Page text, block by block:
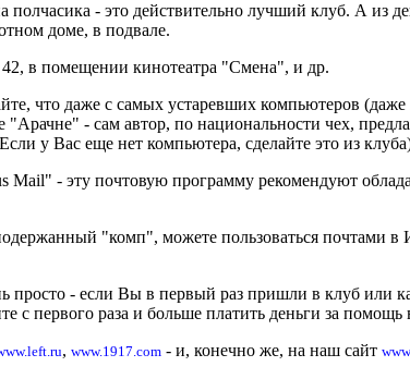
полчасика - это действительно лучший клуб. А
доме, в подвале.
в помещении кинотеатра "Смена", и др.
что даже с самых устаревших компьютеров
- сам автор, по национальности чех,
у Вас еще нет компьютера, сделайте это из
Mail" - эту почтовую программу рекомендуют
"комп", можете пользоваться почтами в
просто - если Вы в первый раз пришли в клуб или
с первого раза и больше платить деньги за помощь
, www.1917.com - и, конечно же, на наш сайт